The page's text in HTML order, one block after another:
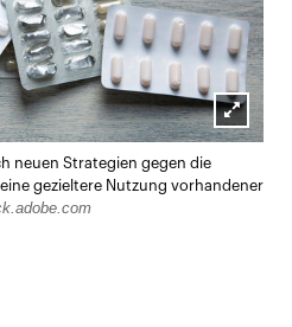
Lightbox
neuen Strategien gegen die
gezieltere Nutzung vorhandener